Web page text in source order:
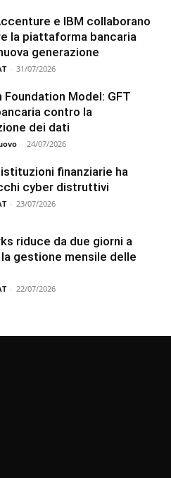
e IBM collaborano
la piattaforma bancaria
generazione
- 31/07/2026
Model: GFT
contro la
dei dati
- 24/07/2026
finanziarie ha
cyber distruttivi
- 23/07/2026
riduce da due giorni a
gestione mensile delle
- 22/07/2026